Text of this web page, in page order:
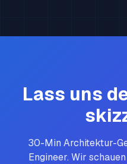
Lass uns
30-Min Architektur-
Engineer. Wir